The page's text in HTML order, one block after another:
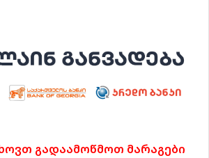
გადაამოწმოთ მარაგები